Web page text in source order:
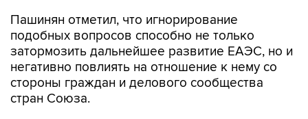
Пашинян отметил, что игнорирование
подобных вопросов способно не только
затормозить дальнейшее развитие ЕАЭС, но и
негативно повлиять на отношение к нему со
стороны граждан и делового сообщества
стран Союза.